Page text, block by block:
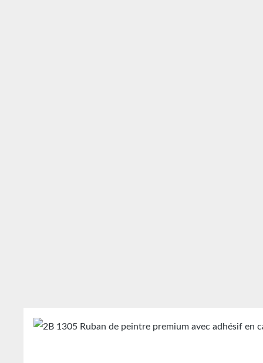
Ignorer la galerie de produits